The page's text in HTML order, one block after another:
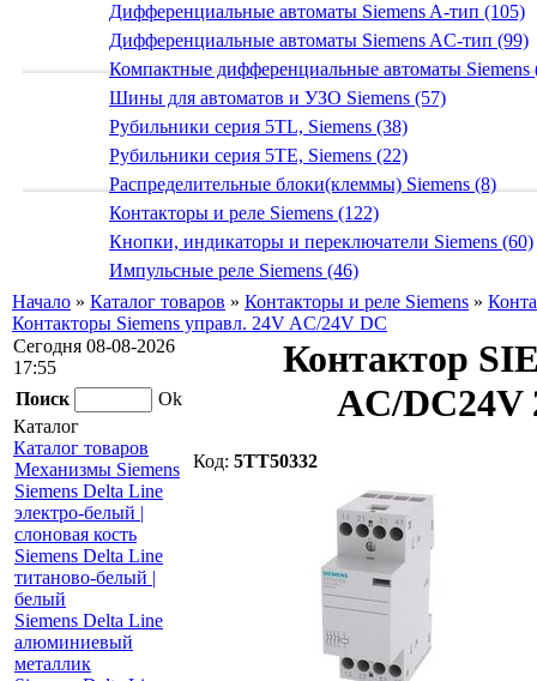
Дифференциальные автоматы Siemens A-тип (105)
Дифференциальные автоматы Siemens AС-тип (99)
Компактные дифференциальные автоматы Siemens
Шины для автоматов и УЗО Siemens (57)
Рубильники серия 5TL, Siemens (38)
Рубильники серия 5TE, Siemens (22)
Распределительные блоки(клеммы) Siemens (8)
Контакторы и реле Siemens (122)
Кнопки, индикаторы и переключатели Siemens (60)
Импульсные реле Siemens (46)
Начало » Каталог товаров » Контакторы и реле Siemens »
Контакторы Siemens управл. 24V AC/24V DC
Сегодня 08-08-2026
17:55
Поиск
Ok
Каталог
Каталог товаров
Механизмы Siemens
Siemens Delta Line
электро-белый |
слоновая кость
Siemens Delta Line
титаново-белый |
белый
Siemens Delta Line
алюминиевый
металлик
Контактор
AC/DC24V
Код: 5TT50332